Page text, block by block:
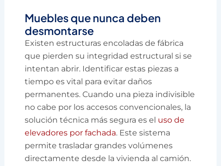
Muebles que nunca deben
desmontarse
Existen estructuras encoladas de fábrica
que pierden su integridad estructural si se
intentan abrir. Identificar estas piezas a
tiempo es vital para evitar daños
permanentes. Cuando una pieza indivisible
no cabe por los accesos convencionales, la
solución técnica más segura es el uso de
elevadores por fachada. Este sistema
permite trasladar grandes volúmenes
directamente desde la vivienda al camión.